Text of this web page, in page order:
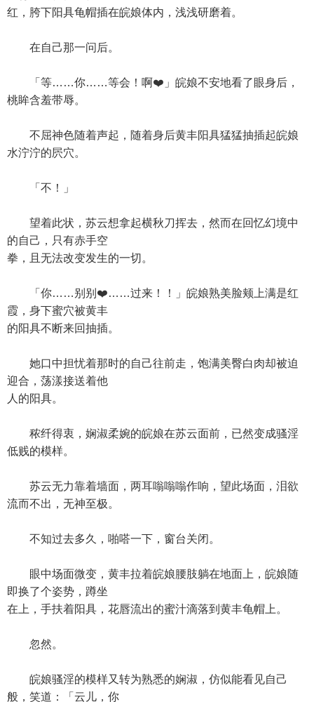
红，胯下阳具龟帽插在皖娘体内，浅浅研磨着。
在自己那一问后。
「等……你……等会！啊❤️」皖娘不安地看了眼身后，
桃眸含羞带辱。
不屈神色随着声起，随着身后黄丰阳具猛猛抽插起皖娘
水泞泞的屄穴。
「不！」
望着此状，苏云想拿起横秋刀挥去，然而在回忆幻境中
的自己，只有赤手空
拳，且无法改变发生的一切。
「你……别别❤️……过来！！」皖娘熟美脸颊上满是红
霞，身下蜜穴被黄丰
的阳具不断来回抽插。
她口中担忧着那时的自己往前走，饱满美臀白肉却被迫
迎合，荡漾接送着他
人的阳具。
秾纤得衷，娴淑柔婉的皖娘在苏云面前，已然变成骚淫
低贱的模样。
苏云无力靠着墙面，两耳嗡嗡嗡作响，望此场面，泪欲
流而不出，无神至极。
不知过去多久，啪嗒一下，窗台关闭。
眼中场面微变，黄丰拉着皖娘腰肢躺在地面上，皖娘随
即换了个姿势，蹲坐
在上，手扶着阳具，花唇流出的蜜汁滴落到黄丰龟帽上。
忽然。
皖娘骚淫的模样又转为熟悉的娴淑，仿似能看见自己
般，笑道：「云儿，你